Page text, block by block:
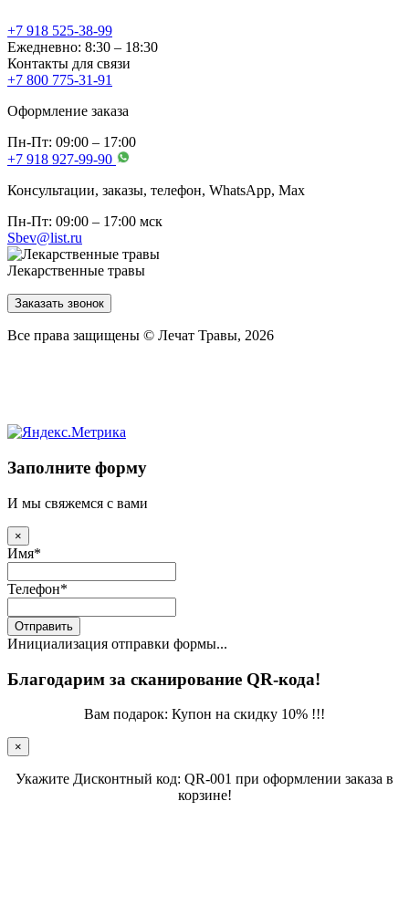
+7 918 525-38-99
Ежедневно: 8:30 – 18:30
Контакты для связи
+7 800 775-31-91
Оформление заказа
Пн-Пт: 09:00 – 17:00
+7 918 927-99-90
Консультации, заказы, телефон, WhatsApp, Мах
Пн-Пт: 09:00 – 17:00 мск
Sbev@list.ru
Лекарственные травы
Заказать звонок
Все права защищены © Лечат Травы, 2026
Заполните форму
И мы свяжемся с вами
×
Имя*
Телефон*
Отправить
Инициализация отправки формы...
Благодарим за сканирование QR-кода!
Вам подарок: Купон на скидку 10% !!!
×
Укажите Дисконтный код: QR-001 при оформлении заказа в
корзине!